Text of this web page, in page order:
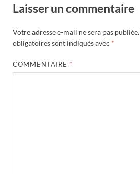
Laisser un commentaire
Votre adresse e-mail ne sera pas publiée.
obligatoires sont indiqués avec *
COMMENTAIRE *